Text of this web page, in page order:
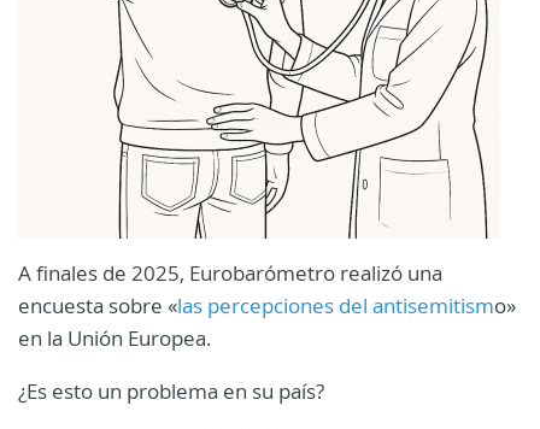
A finales de 2025, Eurobarómetro realizó una
encuesta sobre «las percepciones del antisemitismo»
en la Unión Europea.
¿Es esto un problema en su país?